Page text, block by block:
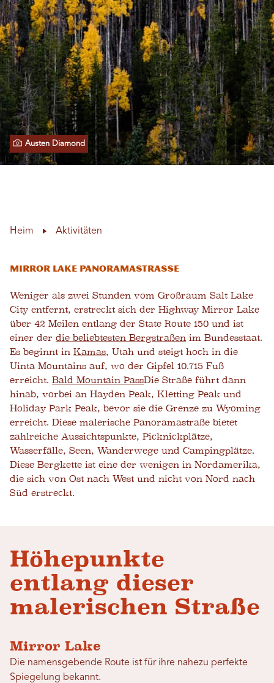
Austen Diamond
Heim Aktivitäten
Mirror Lake Panoramastraße
Weniger als zwei Stunden vom Großraum Salt Lake
City entfernt, erstreckt sich der Highway Mirror Lake
über 42 Meilen entlang der State Route 150 und ist
einer der die beliebtesten Bergstraßen im Bundesstaat.
Es beginnt in Kamas, Utah und steigt hoch in die
Uinta Mountains auf, wo der Gipfel 10.715 Fuß
erreicht. Bald Mountain PassDie Straße führt dann
hinab, vorbei an Hayden Peak, Kletting Peak und
Holiday Park Peak, bevor sie die Grenze zu Wyoming
erreicht. Diese malerische Panoramastraße bietet
zahlreiche Aussichtspunkte, Picknickplätze,
Wasserfälle, Seen, Wanderwege und Campingplätze.
Diese Bergkette ist eine der wenigen in Nordamerika,
die sich von Ost nach West und nicht von Nord nach
Süd erstreckt.
Höhepunkte
entlang dieser
malerischen Straße
Mirror Lake
Die namensgebende Route ist für ihre nahezu perfekte
Spiegelung bekannt.